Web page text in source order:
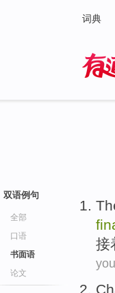
词典
双语例句
全部
口语
书面语
论文
接